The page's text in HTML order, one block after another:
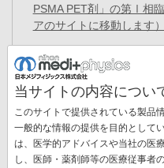
PSMA PET剤」の第Ⅰ相
アのサイトに移動します）
2026年5月22日
システムメンテナンス（5/
2026年3月27日 お知ら
「健康経営優良法人
2026年1月27日 プレスリ
役員異動のお知らせ
当サイトの内容につい
このサイトで提供されている製品
一般的な情報の提供を目的として
は、医学的アドバイスや当社の医
し、医師・薬剤師等の医療従事者